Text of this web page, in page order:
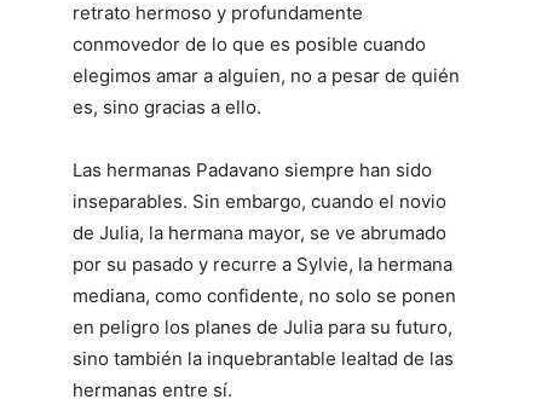
retrato hermoso y profundamente
conmovedor de lo que es posible cuando
elegimos amar a alguien, no a pesar de quién
es, sino gracias a ello.
Las hermanas Padavano siempre han sido
inseparables. Sin embargo, cuando el novio
de Julia, la hermana mayor, se ve abrumado
por su pasado y recurre a Sylvie, la hermana
mediana, como confidente, no solo se ponen
en peligro los planes de Julia para su futuro,
sino también la inquebrantable lealtad de las
hermanas entre sí.